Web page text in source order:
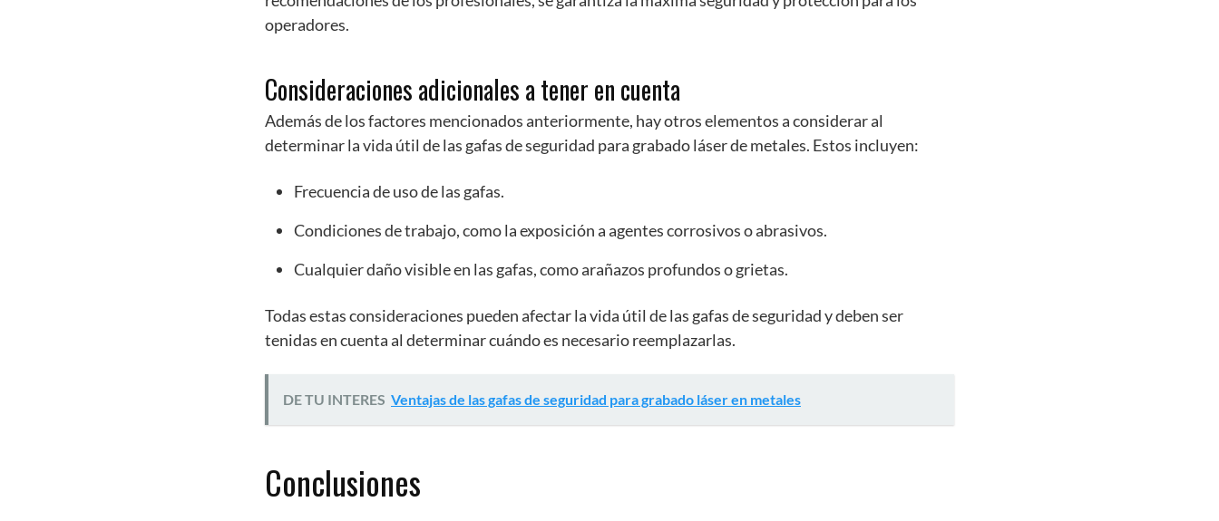
operadores.
Consideraciones adicionales a tener en cuenta
Además de los factores mencionados anteriormente, hay otros elementos a considerar al
determinar la vida útil de las gafas de seguridad para grabado láser de metales. Estos incluyen:
Frecuencia de uso de las gafas.
Condiciones de trabajo, como la exposición a agentes corrosivos o abrasivos.
Cualquier daño visible en las gafas, como arañazos profundos o grietas.
Todas estas consideraciones pueden afectar la vida útil de las gafas de seguridad y deben ser
tenidas en cuenta al determinar cuándo es necesario reemplazarlas.
DE TU INTERES Ventajas de las gafas de seguridad para grabado láser en metales
Conclusiones